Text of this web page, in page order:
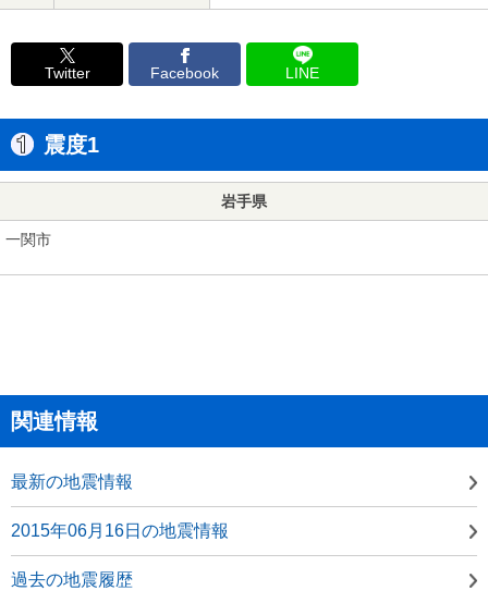
Twitter Facebook LINE
震度1
岩手県
一関市
関連情報
最新の地震情報
2015年06月16日の地震情報
過去の地震履歴